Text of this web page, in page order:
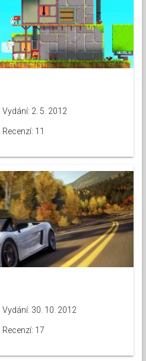
Vydání: 2. 5. 2012
Recenzí: 11
Vydání: 30. 10. 2012
Recenzí: 17